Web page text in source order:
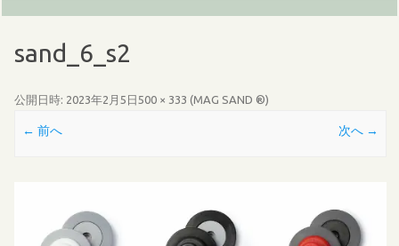
sand_6_s2
公開日時: 2023年2月5日 500 × 333 (MAG SAND ®)
← 前へ 次へ →